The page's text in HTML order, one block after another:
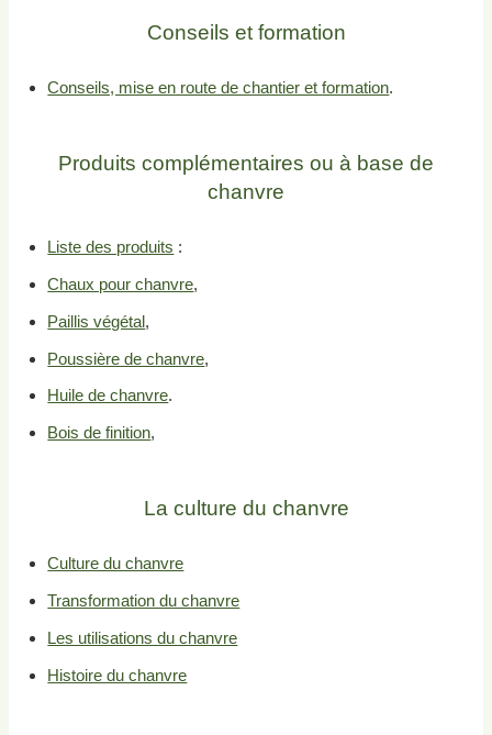
Conseils et formation
Conseils, mise en route de chantier et formation.
Produits complémentaires ou à base de
chanvre
Liste des produits :
Chaux pour chanvre,
Paillis végétal,
Poussière de chanvre,
Huile de chanvre.
Bois de finition,
La culture du chanvre
Culture du chanvre
Transformation du chanvre
Les utilisations du chanvre
Histoire du chanvre